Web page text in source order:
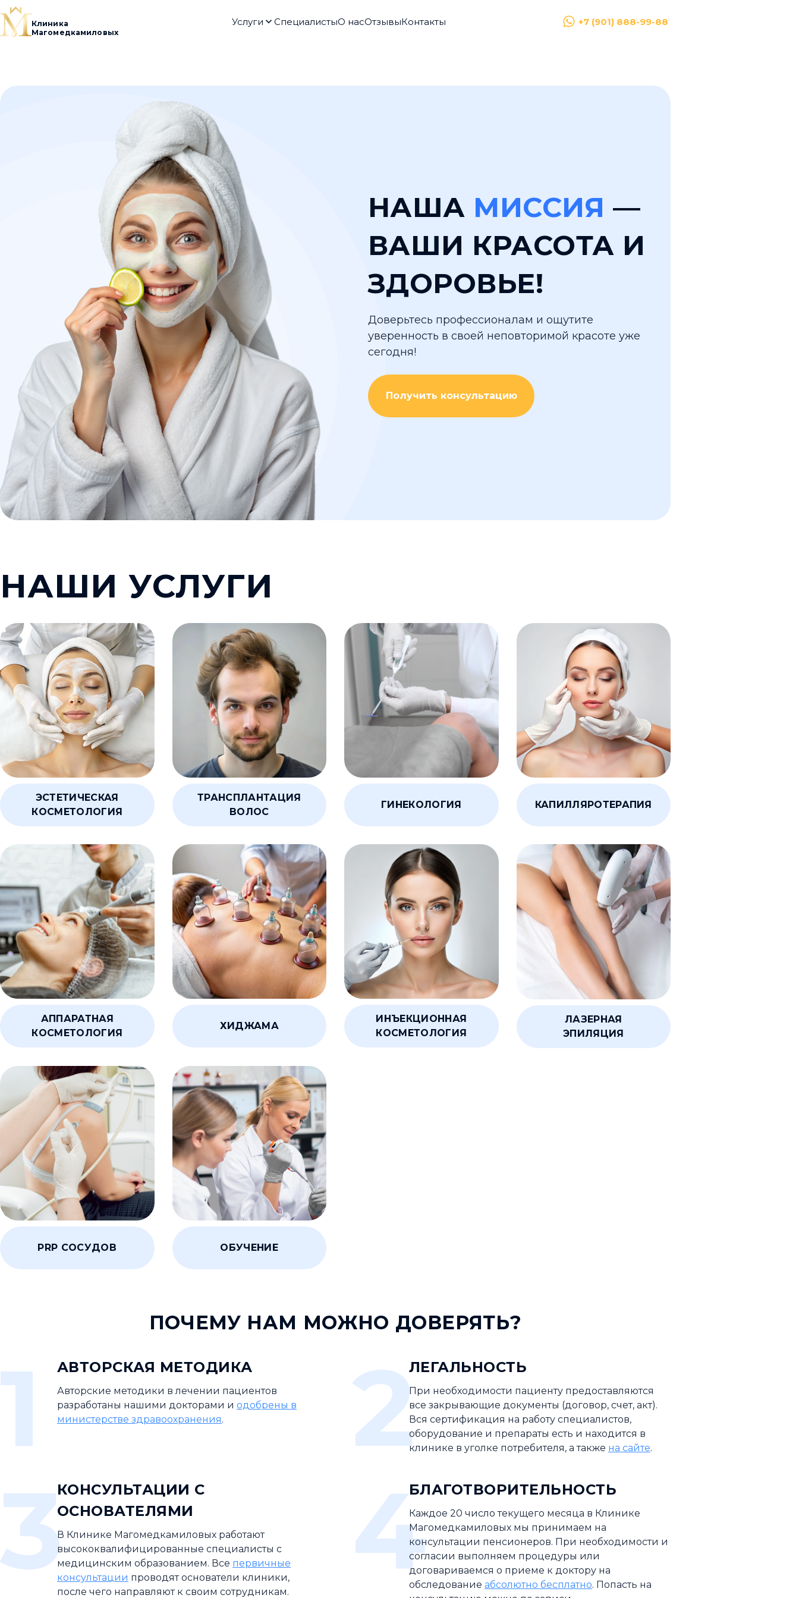
КОНТАКТЫ
Клиника
Магомедкамиловых
Услуги СпециалистыО насОтзывыКонтакты +7 (901) 888-99-88
НАША МИССИЯ —
ВАШИ КРАСОТА И
ЗДОРОВЬЕ!
Доверьтесь профессионалам и ощутите
уверенность в своей неповторимой красоте уже
сегодня!
Получить консультацию
НАШИ УСЛУГИ
ЭСТЕТИЧЕСКАЯ
КОСМЕТОЛОГИЯ
ТРАНСПЛАНТАЦИЯ
ВОЛОС
ГИНЕКОЛОГИЯ КАПИЛЛЯРОТЕРАПИЯ
АППАРАТНАЯ
КОСМЕТОЛОГИЯ
ХИДЖАМА
ИНЪЕКЦИОННАЯ
КОСМЕТОЛОГИЯ
ЛАЗЕРНАЯ
ЭПИЛЯЦИЯ
PRP СОСУДОВ ОБУЧЕНИЕ
ПОЧЕМУ НАМ МОЖНО ДОВЕРЯТЬ?
1 АВТОРСКАЯ МЕТОДИКА
Авторские методики в лечении пациентов
разработаны нашими докторами и одобрены в
министерстве здравоохранения. 2ЛЕГАЛЬНОСТЬ
При необходимости пациенту предоставляются
все закрывающие документы (договор, счет, акт).
Вся сертификация на работу специалистов,
оборудование и препараты есть и находится в
клинике в уголке потребителя, а также на сайте.
3КОНСУЛЬТАЦИИ С
ОСНОВАТЕЛЯМИ
В Клинике Магомедкамиловых работают
высококвалифицированные специалисты с
медицинским образованием. Все первичные
консультации проводят основатели клиники,
после чего направляют к своим сотрудникам.
4БЛАГОТВОРИТЕЛЬНОСТЬ
Каждое 20 число текущего месяца в Клинике
Магомедкамиловых мы принимаем на
консультации пенсионеров. При необходимости и
согласии выполняем процедуры или
договариваемся о приеме к доктору на
обследование абсолютно бесплатно. Попасть на